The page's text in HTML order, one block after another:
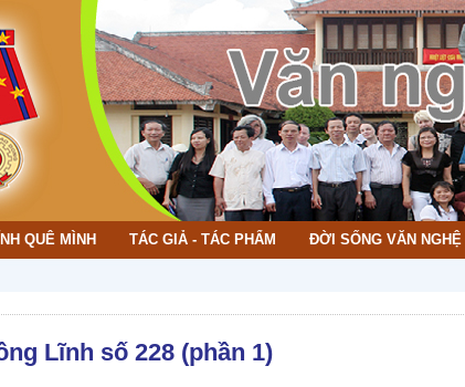
QUÊ MÌNH TÁC GIẢ - TÁC PHẨM ĐỜI SỐNG VĂN NGHỆ
Lĩnh số 228 (phần 1)